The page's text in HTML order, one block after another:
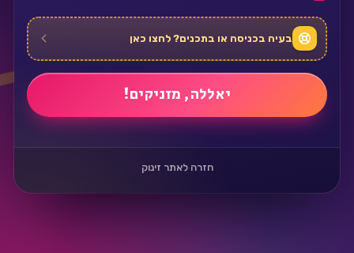
בעיה בכניסה או בתכנים? לחצו כאן
חזרה לאתר זינוק